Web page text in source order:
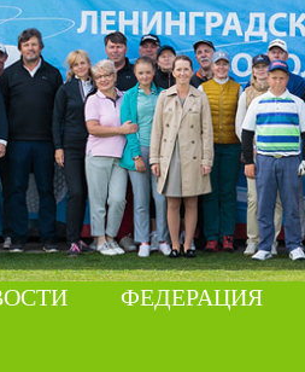
ФЕДЕРАЦИЯ